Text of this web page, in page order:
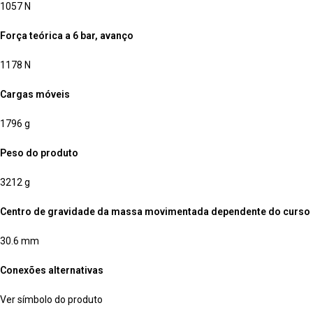
1057 N
Força teórica a 6 bar, avanço
1178 N
Cargas móveis
1796 g
Peso do produto
3212 g
Centro de gravidade da massa movimentada dependente do curso
30.6 mm
Conexões alternativas
Ver símbolo do produto